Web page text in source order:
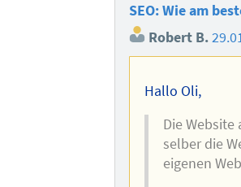
SEO: Wie am
Robert B.
Hallo Oli,
Die
selber die
eigenen